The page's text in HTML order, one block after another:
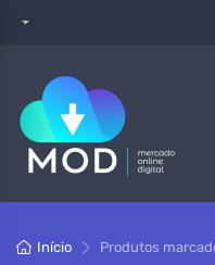
Início Produtos